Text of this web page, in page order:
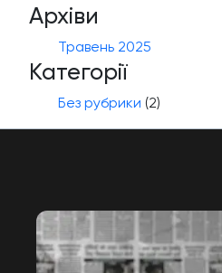
Архіви
Травень 2025
Категорії
Без рубрики (2)